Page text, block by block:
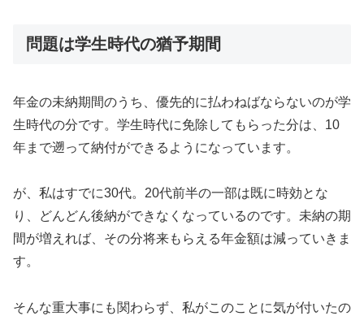
問題は学生時代の猶予期間
年金の未納期間のうち、優先的に払わねばならないのが学
生時代の分です。学生時代に免除してもらった分は、10
年まで遡って納付ができるようになっています。
が、私はすでに30代。20代前半の一部は既に時効とな
り、どんどん後納ができなくなっているのです。未納の期
間が増えれば、その分将来もらえる年金額は減っていきま
す。
そんな重大事にも関わらず、私がこのことに気が付いたの